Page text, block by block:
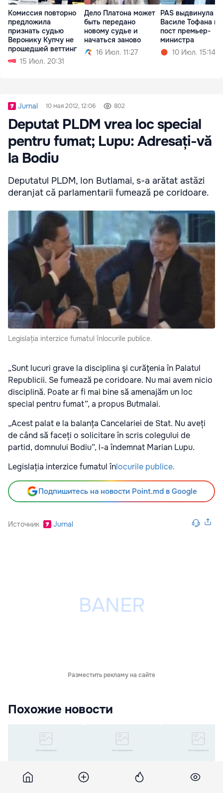
Комиссия повторно
предложила
признать судью
Веронику Купчу не
прошедшей веттинг
15 Июл. 20:31
Дело Платона может
быть передано
новому судье и
начаться заново
16 Июл. 11:27
PAS выдвинула
Василе Тофана на
пост премьер-
министра
10 Июл. 15:14
Jurnal 10 мая 2012, 12:06 802
Deputat PLDM vrea loc special
pentru fumat; Lupu: Adresați-vă
la Bodiu
Deputatul PLDM, Ion Butlamai, s-a arătat astăzi
deranjat că parlamentarii fumează pe coridoare.
Legislația interzice fumatul înlocurile publice.
„Sunt lucuri grave la disciplina şi curăţenia în Palatul
Republicii. Se fumează pe coridoare. Nu mai avem nicio
disciplină. Poate ar fi mai bine să amenajăm un loc
special pentru fumat”, a propus Butmalai.
„Acest palat e la balanța Cancelariei de Stat. Nu aveți
de când să faceți o solicitare în scris colegului de
partid, domnului Bodiu”, l-a îndemnat Marian Lupu.
Legislația interzice fumatul înlocurile publice.
Подпишитесь на новости Point.md в Google
Источник Jurnal
Разместить рекламу на сайте
Похожие новости
Bătrâncea: Unionismul,
o provocare pentru
În ce condiţii
Munteanu nu va tinde
Accident mortal la
Parcani: Șoferița